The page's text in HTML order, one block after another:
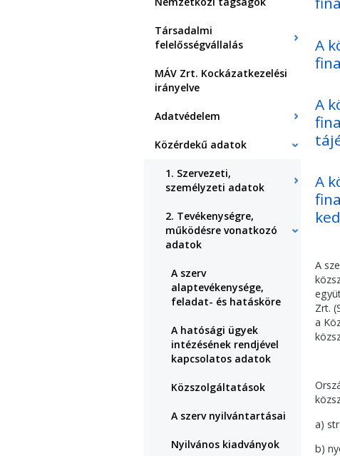
Társadalmi
felelősségvállalás
MÁV Zrt. Kockázatkezelési
irányelve
Adatvédelem
Közérdekű adatok
1. Szervezeti,
személyzeti adatok
2. Tevékenységre,
működésre vonatkozó
adatok
A szerv
alaptevékenysége,
feladat- és hatásköre
A hatósági ügyek
intézésének rendjével
kapcsolatos adatok
Közszolgáltatások
A szerv nyilvántartásai
Nyilvános kiadványok
A
A
A
A
Zrt.
a
a)
b)